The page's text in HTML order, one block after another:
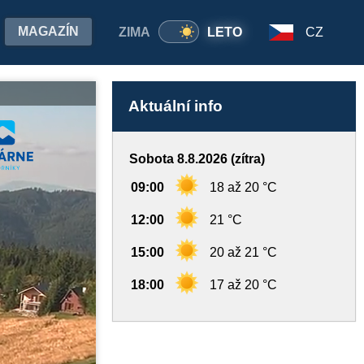
ZIMA LETO
MAGAZÍN CZ
Aktuální info
Sobota 8.8.2026 (zítra)
09:00 18 až 20 °C
12:00 21 °C
15:00 20 až 21 °C
18:00 17 až 20 °C